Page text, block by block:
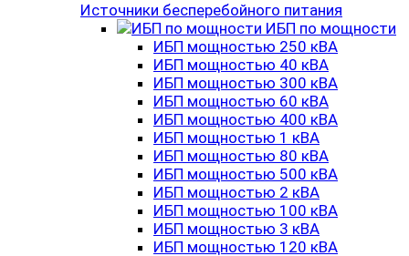
Источники бесперебойного питания
ИБП по мощности
ИБП мощностью 250 кВА
ИБП мощностью 40 кВА
ИБП мощностью 300 кВА
ИБП мощностью 60 кВА
ИБП мощностью 400 кВА
ИБП мощностью 1 кВА
ИБП мощностью 80 кВА
ИБП мощностью 500 кВА
ИБП мощностью 2 кВА
ИБП мощностью 100 кВА
ИБП мощностью 3 кВА
ИБП мощностью 120 кВА